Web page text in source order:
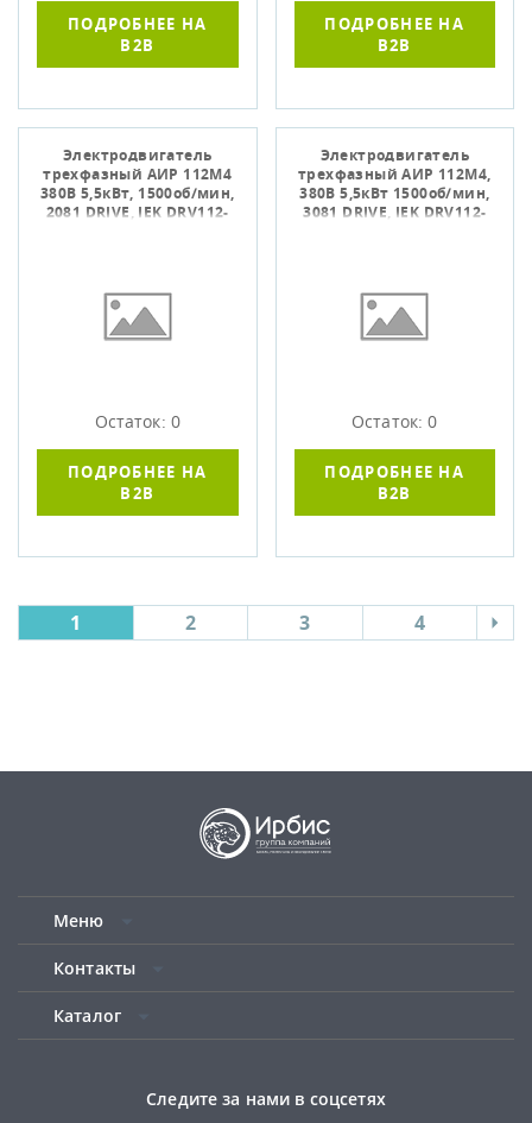
ПОДРОБНЕЕ НА
B2B
ПОДРОБНЕЕ НА
B2B
Электродвигатель
трехфазный АИР 112M4
380В 5,5кВт, 1500об/мин,
2081 DRIVE, IEK DRV112-
Остаток: 0
ПОДРОБНЕЕ НА
B2B
Электродвигатель
трехфазный АИР 112M4,
380В 5,5кВт 1500об/мин,
3081 DRIVE, IEK DRV112-
Остаток: 0
ПОДРОБНЕЕ НА
B2B
1 2 3 4
Меню
Контакты
Каталог
Следите за нами в соцсетях